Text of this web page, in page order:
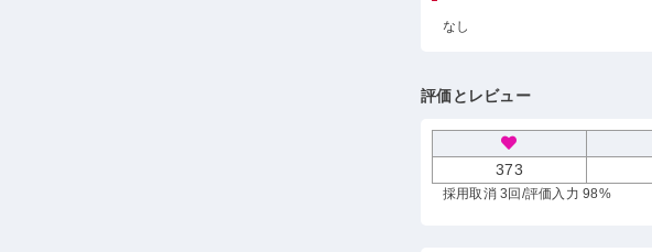
なし
評価とレビュー
373
採用取消 3回 /評価入力 98%